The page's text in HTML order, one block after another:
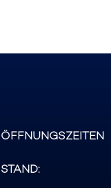
ÖFFNUNGSZEITEN
STAND: